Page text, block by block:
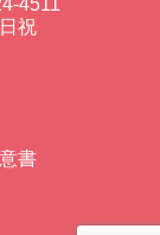
4511
祝
書